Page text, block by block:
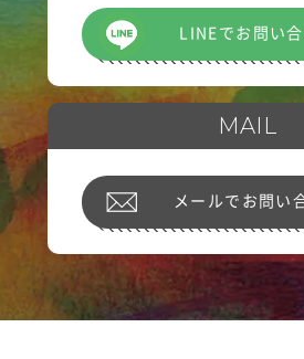
LINEでお問い
MAIL
メールでお問い